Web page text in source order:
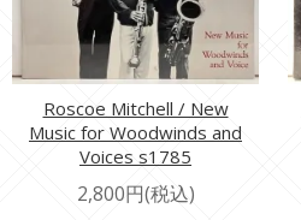
Roscoe Mitchell / New
Music for Woodwinds and
Voices s1785
2,800円(税込)